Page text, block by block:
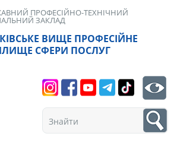
ВИЩЕ ПРОФЕСІЙНЕ
СФЕРИ ПОСЛУГ
ПРОФЕСІЙНО-ТЕХНІЧНИЙ
ЗАКЛАД
1